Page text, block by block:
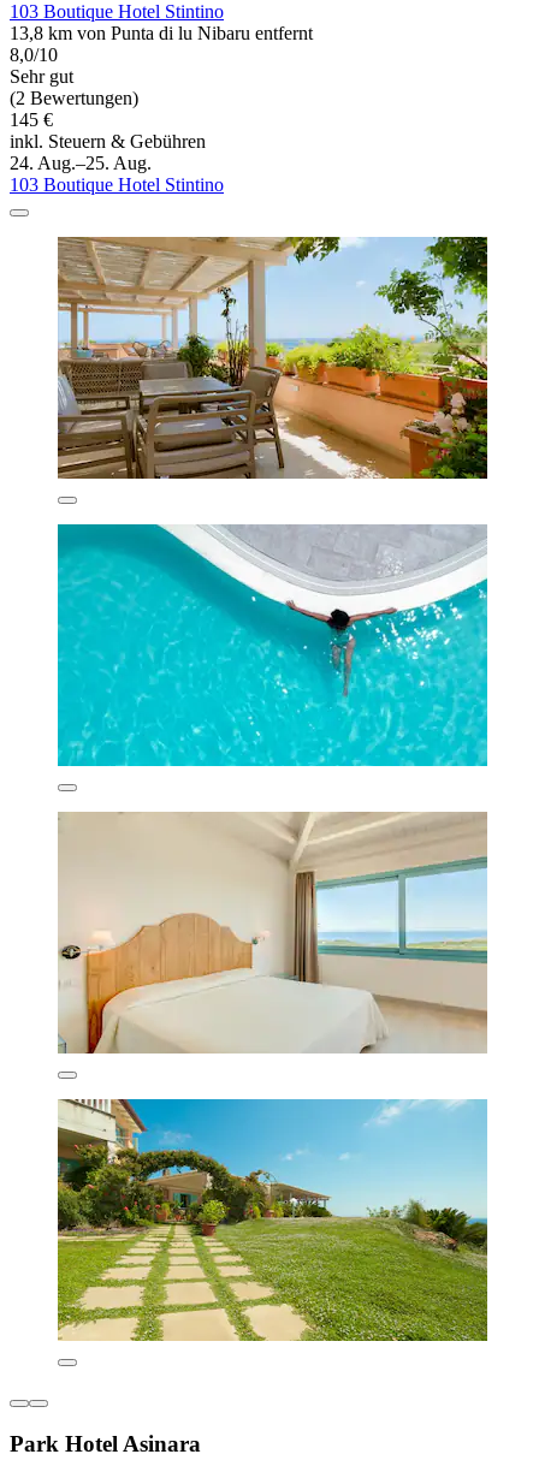
103 Boutique Hotel Stintino
13,8 km von Punta di lu Nibaru entfernt
8,0/10
Sehr gut
(2 Bewertungen)
145 €
inkl. Steuern & Gebühren
24. Aug.–25. Aug.
103 Boutique Hotel Stintino
Park Hotel Asinara